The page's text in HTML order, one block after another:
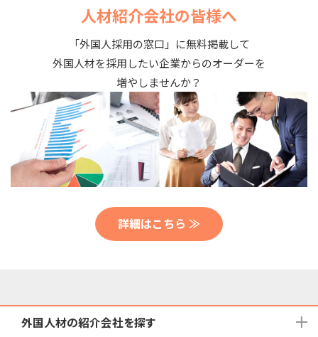
人材紹介会社の皆様へ
「外国人採用の窓口」に無料掲載して
外国人材を採用したい企業からのオーダーを
増やしませんか？
詳細はこちら ≫
外国人材の紹介会社を探す